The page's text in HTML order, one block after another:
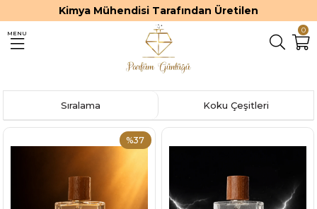
Kimya Mühendisi Tarafından Üretilen
0
MENU
Koku Çeşitleri
Sıralama
%37